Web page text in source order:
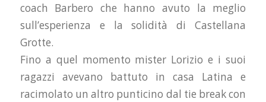
coach Barbero che hanno avuto la meglio
sull’esperienza e la solidità di Castellana
Grotte.
Fino a quel momento mister Lorizio e i suoi
ragazzi avevano battuto in casa Latina e
racimolato un altro punticino dal tie break con